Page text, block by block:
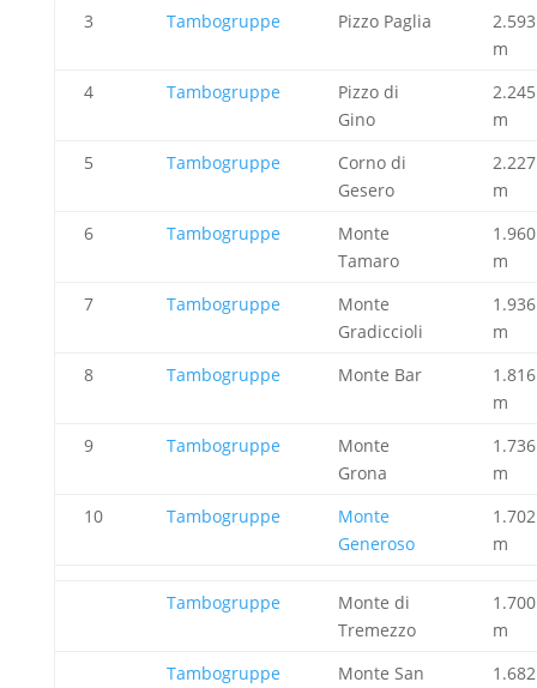
3
Tambogruppe Pizzo Paglia
2.593
m
4
Tambogruppe
Pizzo di
Gino
2.245
m
5
Tambogruppe
Corno di
Gesero
2.227
m
6
Tambogruppe
Monte
Tamaro
1.960
m
7
Tambogruppe
Monte
Gradiccioli
1.936
m
8
Tambogruppe Monte Bar
1.816
m
9
Tambogruppe
Monte
Grona
1.736
m
10
Tambogruppe
Monte
Generoso
1.702
m
Tambogruppe
Monte di
Tremezzo
1.700
m
Tambogruppe
Monte San
1.682